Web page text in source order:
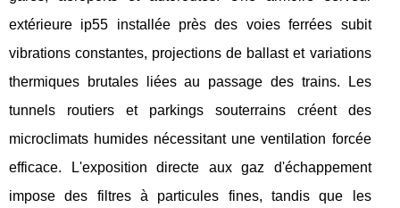
extérieure ip55 installée près des voies ferrées subit
vibrations constantes, projections de ballast et variations
thermiques brutales liées au passage des trains. Les
tunnels routiers et parkings souterrains créent des
microclimats humides nécessitant une ventilation forcée
efficace. L'exposition directe aux gaz d'échappement
impose des filtres à particules fines, tandis que les